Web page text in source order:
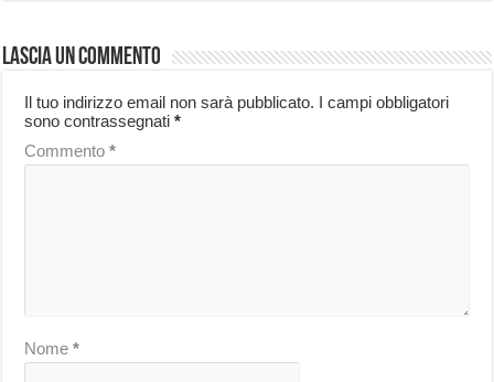
Lascia un commento
Il tuo indirizzo email non sarà pubblicato. I campi obbligatori
sono contrassegnati*
Commento*
Nome*